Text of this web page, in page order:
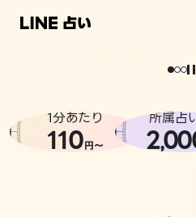
相談事例
どうせなら
。
1分あたり
110円〜
所属占
2,